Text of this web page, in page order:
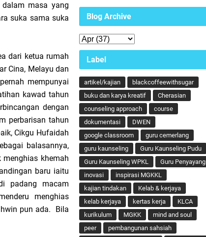
masa yang
suka sama suka
dari ketua rumah
Cina, Melayu dan
mempunyai
kawad tahun
dengan
perbarisan tahun
Cikgu Hufaidah
balasannya,
khemah
baru iaitu
padang macam
menghias
pun ada. Bila
Blog Archive
Label
artikel/kajian
blackcoffeewithsugar
buku dan karya kreatif
Cherasian
counseling approach
course
dokumentasi
DWEN
google classroom
guru cemerlang
guru kaunseling
Guru Kaunseling Pudu
Guru Kaunseling WPKL
Guru Penyayang
inovasi
inspirasi MGKKL
kajian tindakan
Kelab & kerjaya
kelab kerjaya
kertas kerja
KLCA
kurikulum
MGKK
mind and soul
peer
pembangunan sahsiah